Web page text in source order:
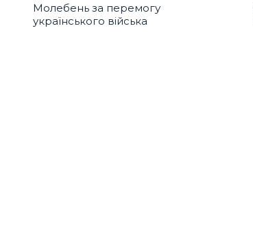
Молебень за перемогу
українського війська